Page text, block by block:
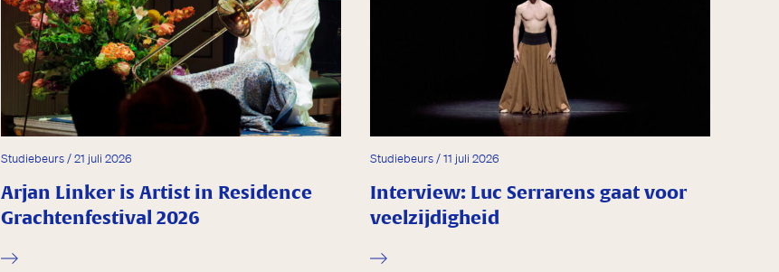
Studiebeurs / 21 juli 2026
Arjan Linker is Artist in Residence
Grachten­festival 2026
Studiebeurs / 11 juli 2026
Interview: Luc Serrarens gaat voor
veelzijdigheid